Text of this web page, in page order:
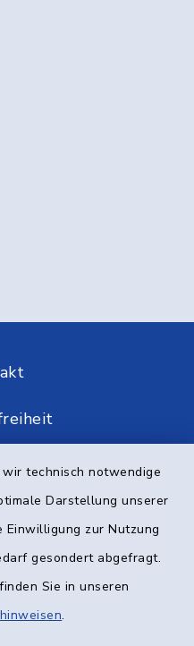
technisch notwendige
Darstellung unserer
Einwilligung zur Nutzung
gesondert abgefragt.
Sie in unseren
.